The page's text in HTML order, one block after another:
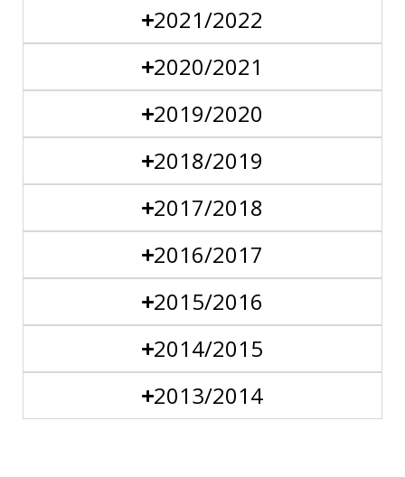
2021/2022
2020/2021
2019/2020
2018/2019
2017/2018
2016/2017
2015/2016
2014/2015
2013/2014